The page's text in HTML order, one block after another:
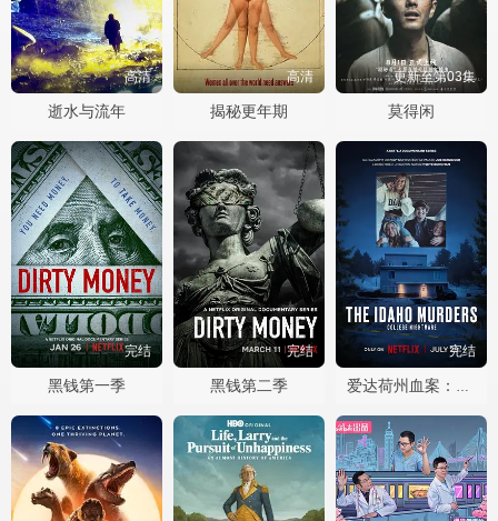
高清
逝水与流年
高清
揭秘更年期
更新至第03集
莫得闲
完结
黑钱第一季
完结
黑钱第二季
完结
爱达荷州血案：大学梦魇